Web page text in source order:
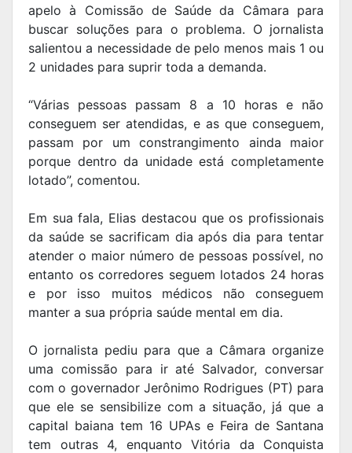
apelo à Comissão de Saúde da Câmara para
buscar soluções para o problema. O jornalista
salientou a necessidade de pelo menos mais 1 ou
2 unidades para suprir toda a demanda.
“Várias pessoas passam 8 a 10 horas e não
conseguem ser atendidas, e as que conseguem,
passam por um constrangimento ainda maior
porque dentro da unidade está completamente
lotado”, comentou.
Em sua fala, Elias destacou que os profissionais
da saúde se sacrificam dia após dia para tentar
atender o maior número de pessoas possível, no
entanto os corredores seguem lotados 24 horas
e por isso muitos médicos não conseguem
manter a sua própria saúde mental em dia.
O jornalista pediu para que a Câmara organize
uma comissão para ir até Salvador, conversar
com o governador Jerônimo Rodrigues (PT) para
que ele se sensibilize com a situação, já que a
capital baiana tem 16 UPAs e Feira de Santana
tem outras 4, enquanto Vitória da Conquista